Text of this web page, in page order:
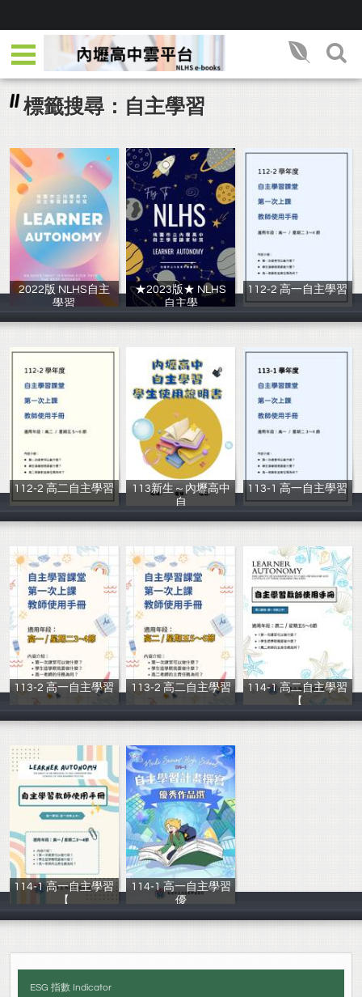
標籤搜尋：自主學習
2022版 NLHS自主
學習
圖書館讀者服務
★2023版★ NLHS
自主學
圖書館讀者服務
112-2 高一自主學習
_
圖書館讀者服務
112-2 高二自主學習
_
圖書館讀者服務
113新生～內壢高中
自
圖書館讀者服務
113-1 高一自主學習
_
圖書館讀者服務
113-2 高一自主學習
圖書館讀者服務
113-2 高二自主學習
圖書館讀者服務
114-1 高二自主學習
【
圖書館讀者服務
114-1 高一自主學習
【
圖書館讀者服務
114-1 高一自主學習
優
圖書館讀者服務
ESG 指數 Indicator